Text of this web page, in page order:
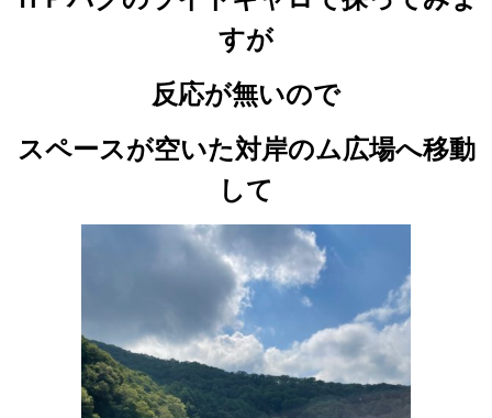
すが
反応が無いので
スペースが空いた対岸のム広場へ移動
して